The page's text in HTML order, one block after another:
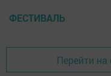
ФЕСТИВАЛЬ
Перейти на